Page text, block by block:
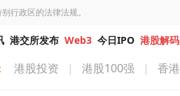
行政区的法律法规。
港交所发布 Web3 今日IPO 港股解码
港股投资 | 港股100强 | 香港